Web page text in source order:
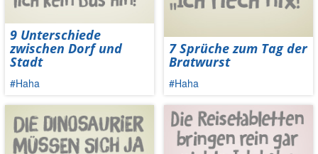
9 Unterschiede
zwischen Dorf und
Stadt
#Haha
7 Sprüche zum Tag der
Bratwurst
#Haha